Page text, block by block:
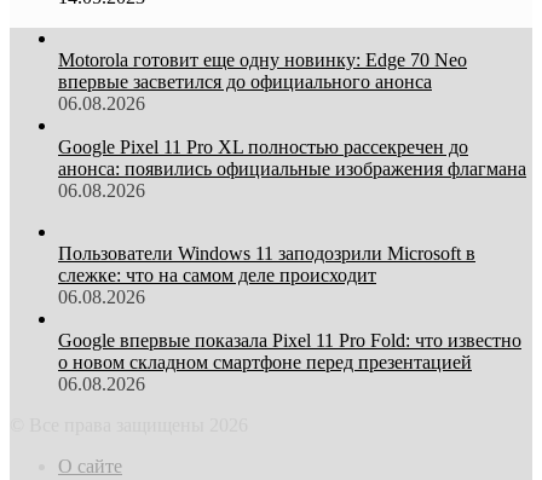
Motorola готовит еще одну новинку: Edge 70 Neo
впервые засветился до официального анонса
06.08.2026
Google Pixel 11 Pro XL полностью рассекречен до
анонса: появились официальные изображения флагмана
06.08.2026
Пользователи Windows 11 заподозрили Microsoft в
слежке: что на самом деле происходит
06.08.2026
Google впервые показала Pixel 11 Pro Fold: что известно
о новом складном смартфоне перед презентацией
06.08.2026
О сайте